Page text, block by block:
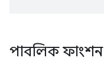
পাবলিক ফাংশন